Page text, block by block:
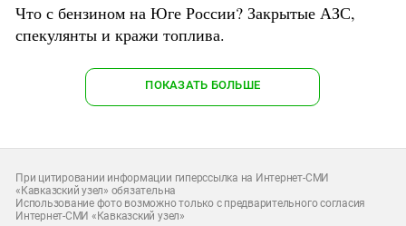
Что с бензином на Юге России? Закрытые АЗС,
спекулянты и кражи топлива.
ПОКАЗАТЬ БОЛЬШЕ
При цитировании информации гиперссылка на Интернет-СМИ
«Кавказский узел» обязательна
Использование фото возможно только с предварительного согласия
Интернет-СМИ «Кавказский узел»